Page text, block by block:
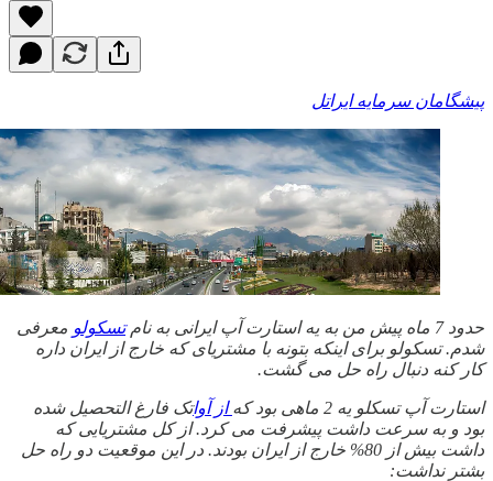
پیشگامان سرمایه ایراتل
حدود 7 ماه پیش من به یه استارت آپ ایرانی به نام تسکولو معرفی
شدم. تسکولو برای اینکه بتونه با مشتریای که خارج از ایران داره
کار کنه دنبال راه حل می گشت.
استارت آپ تسکلو یه 2 ماهی بود که از آواتک فارغ التحصیل شده
بود و به سرعت داشت پیشرفت می کرد. از کل مشتریایی که
داشت بیش از 80% خارج از ایران بودند. در این موقعیت دو راه حل
بشتر نداشت: